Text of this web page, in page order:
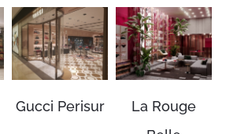
Gucci Perisur
La Rouge